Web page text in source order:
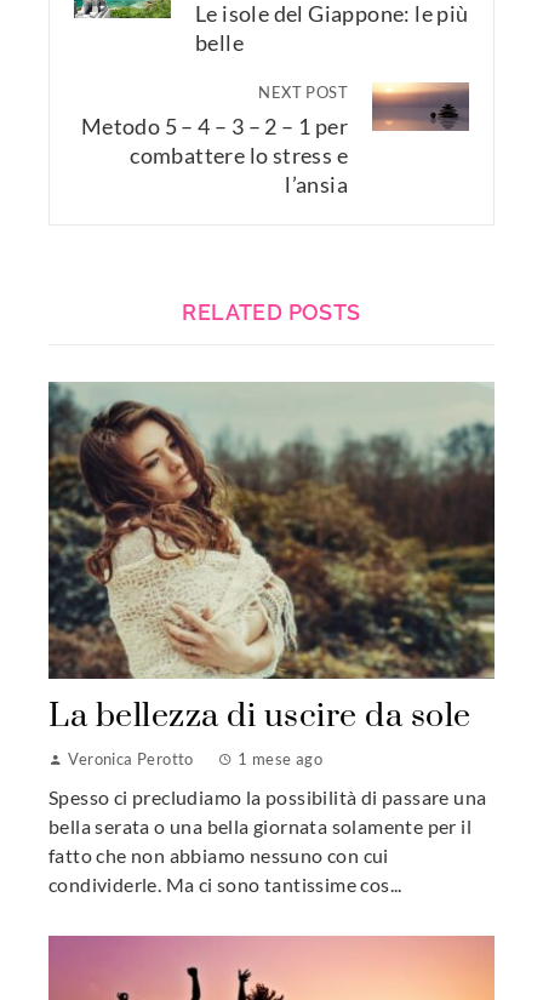
Le isole del Giappone: le più
belle
NEXT POST
Metodo 5 – 4 – 3 – 2 – 1 per
combattere lo stress e
l’ansia
RELATED POSTS
La bellezza di uscire da sole
Veronica Perotto 1 mese ago
Spesso ci precludiamo la possibilità di passare una
bella serata o una bella giornata solamente per il
fatto che non abbiamo nessuno con cui
condividerle. Ma ci sono tantissime cos...